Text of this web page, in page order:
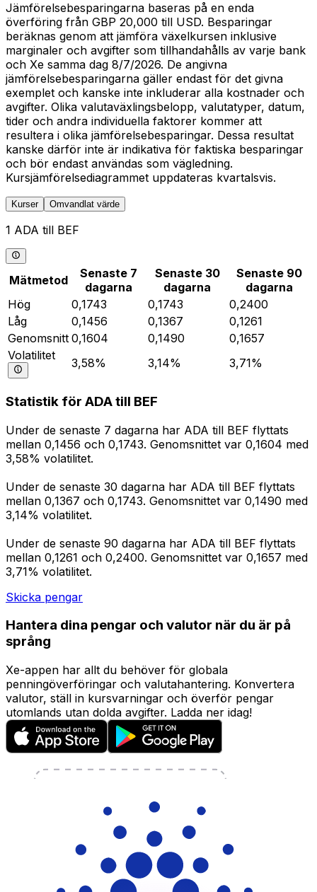
Jämförelsebesparingarna baseras på en enda
överföring från GBP 20,000 till USD. Besparingar
beräknas genom att jämföra växelkursen inklusive
marginaler och avgifter som tillhandahålls av varje bank
och Xe samma dag 8/7/2026. De angivna
jämförelsebesparingarna gäller endast för det givna
exemplet och kanske inte inkluderar alla kostnader och
avgifter. Olika valutaväxlingsbelopp, valutatyper, datum,
tider och andra individuella faktorer kommer att
resultera i olika jämförelsebesparingar. Dessa resultat
kanske därför inte är indikativa för faktiska besparingar
och bör endast användas som vägledning.
Kursjämförelsediagrammet uppdateras kvartalsvis.
Kurser Omvandlat värde
1 ADA till BEF
Mätmetod
Senaste 7
dagarna
Senaste 30
dagarna
Senaste 90
dagarna
Hög
0,1743 0,1743
0,2400
Låg
0,1456 0,1367
0,1261
Genomsnitt 0,1604 0,1490
0,1657
Volatilitet
3,58% 3,14% 3,71%
Statistik för ADA till BEF
Under de senaste 7 dagarna har ADA till BEF flyttats
mellan 0,1456 och 0,1743. Genomsnittet var 0,1604 med
3,58% volatilitet.
Under de senaste 30 dagarna har ADA till BEF flyttats
mellan 0,1367 och 0,1743. Genomsnittet var 0,1490 med
3,14% volatilitet.
Under de senaste 90 dagarna har ADA till BEF flyttats
mellan 0,1261 och 0,2400. Genomsnittet var 0,1657 med
3,71% volatilitet.
Skicka pengar
Hantera dina pengar och valutor när du är på
språng
Xe-appen har allt du behöver för globala
penningöverföringar och valutahantering. Konvertera
valutor, ställ in kursvarningar och överför pengar
utomlands utan dolda avgifter. Ladda ner idag!